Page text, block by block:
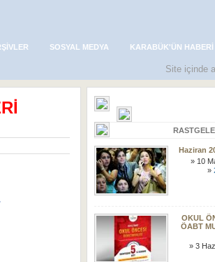
SOSYAL MEDYA KARABÜK'ÜN HABERI
Haziran
» 10
»
OKUL
ÖABT
» 3